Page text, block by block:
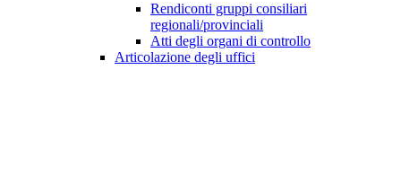
Rendiconti gruppi consiliari
regionali/provinciali
Atti degli organi di controllo
Articolazione degli uffici